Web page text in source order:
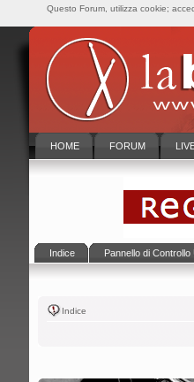
HOME FORUM
Indice Pannello di Controllo
Indice
Questo Forum, utilizza cookie;